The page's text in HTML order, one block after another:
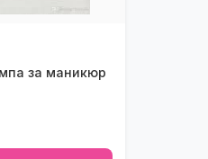
за маникюр